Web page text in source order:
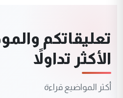
تعليقاتكم
الأكثر تداولاً
أكثر المواضيع قراءة